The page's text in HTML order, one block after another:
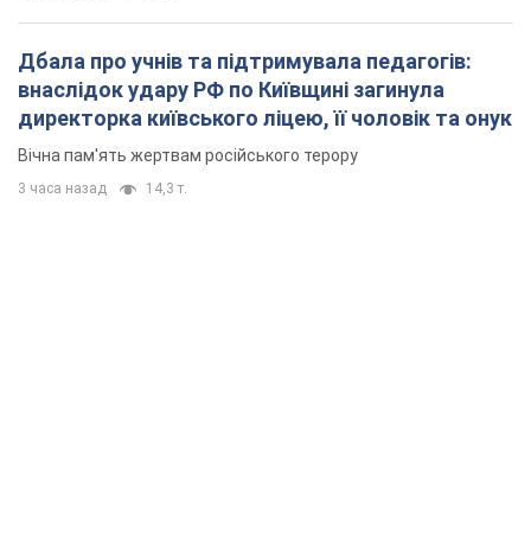
Дбала про учнів та підтримувала педагогів:
внаслідок удару РФ по Київщині загинула
директорка київського ліцею, її чоловік та онук
Вічна пам'ять жертвам російського терору
3 часа назад 14,3 т.